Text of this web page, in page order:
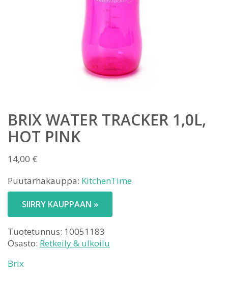
BRIX WATER TRACKER 1,0L,
HOT PINK
14,00 €
Puutarhakauppa: KitchenTime
SIIRRY KAUPPAAN »
Tuotetunnus: 10051183
Osasto: Retkeily & ulkoilu
Brix